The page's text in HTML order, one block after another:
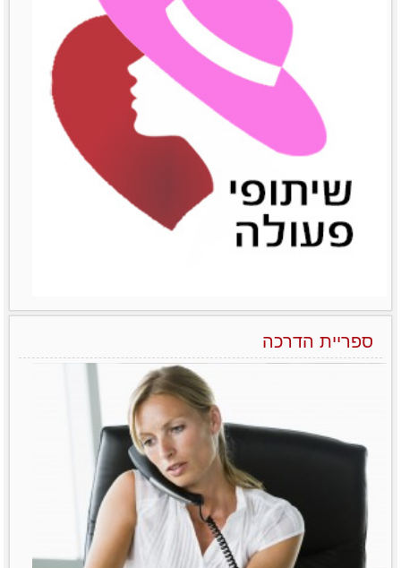
ספריית הדרכה
הפראדוקס של מנהלות בארגונים – יותר טובות אבל מרוויחות פחות
ואיך משנים את זה?! לא מעט מחקרים שונים
הצליחו להראות
לפרטים נוספים
הניהול הנשי כמודל מנצח בעולם העסקים של המאה ה-21
רבות נאמר ונכתב על נשים מנהלות. דובר
על תקרת הזכוכית
לפרטים נוספים